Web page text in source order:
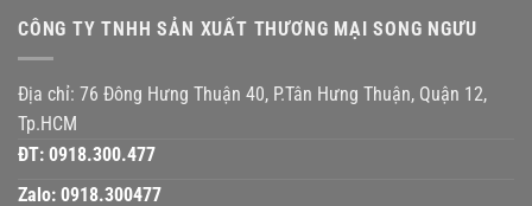
CÔNG TY TNHH SẢN XUẤT THƯƠNG MẠI SONG NGƯU
Địa chỉ: 76 Đông Hưng Thuận 40, P.Tân Hưng Thuận, Quận 12,
Tp.HCM
ĐT: 0918.300.477
Zalo: 0918.300477